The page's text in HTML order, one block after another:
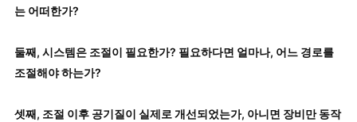
는 어떠한가?
둘째, 시스템은 조절이 필요한가? 필요하다면 얼마나, 어느 경로를
조절해야 하는가?
셋째, 조절 이후 공기질이 실제로 개선되었는가, 아니면 장비만 동작